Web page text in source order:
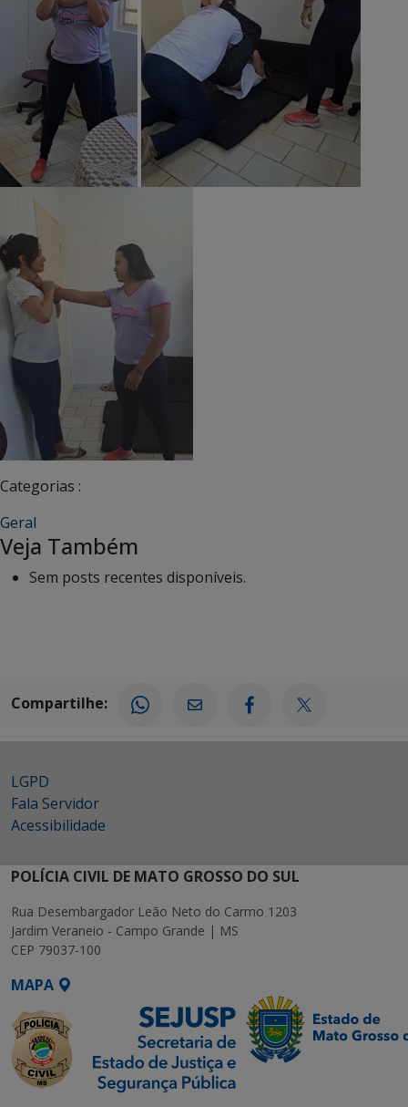
Categorias :
Geral
Veja Também
Sem posts recentes disponíveis.
Compartilhe:
LGPD
Fala Servidor
Acessibilidade
POLÍCIA CIVIL DE MATO GROSSO DO SUL
Rua Desembargador Leão Neto do Carmo 1203
Jardim Veraneio - Campo Grande | MS
CEP 79037-100
MAPA